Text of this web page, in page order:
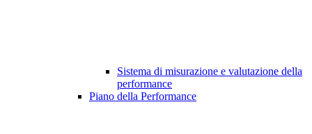
Sistema di misurazione e valutazione della
performance
Piano della Performance